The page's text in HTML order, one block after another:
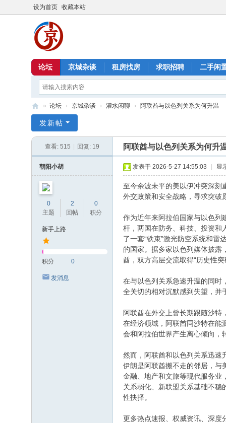
设为首页 收藏本站
论坛 京城杂谈 租房找房 求职招聘 二手闲
京
» 论坛 › 京城杂谈 › 灌水闲聊 › 阿联酋与以色列关系为何升温
发新帖
查看: 515 回复: 19 阿联酋与以色列关系为何升
朝阳小胡
0
主题
2
回帖
0
积分
新手上路
积分 0
发消息
发表于 2026-5-27 14:55:03 显
至今余波未平的美以伊冲突深刻
外交政策和安全战略，寻求突破
作为近年来阿拉伯国家与以色列
杆，两国在防务、科技、投资和
了一套“铁束”激光防空系统和雷
的国家。据多家以色列媒体披露
酋，双方高层交流取得“历史性
在与以色列关系急速升温的同
全关切的相对沉默感到失望，并
阿联酋在外交上曾长期跟随沙特
在经济领域，阿联酋同沙特在能
会和阿拉伯世界产生离心倾向，
然而，阿联酋和以色列关系迅速
伊朗是阿联酋搬不走的邻居，与
金融、地产和文旅等现代服务
关系弱化、新联盟关系基础不稳
性抉择。
更多热点速报、权威资讯、深度